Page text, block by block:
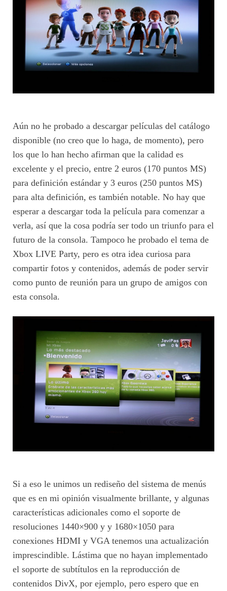
Aún no he probado a descargar películas del catálogo
disponible (no creo que lo haga, de momento), pero
los que lo han hecho afirman que la calidad es
excelente y el precio, entre 2 euros (170 puntos MS)
para definición estándar y 3 euros (250 puntos MS)
para alta definición, es también notable. No hay que
esperar a descargar toda la película para comenzar a
verla, así que la cosa podría ser todo un triunfo para el
futuro de la consola. Tampoco he probado el tema de
Xbox LIVE Party, pero es otra idea curiosa para
compartir fotos y contenidos, además de poder servir
como punto de reunión para un grupo de amigos con
esta consola.
Si a eso le unimos un rediseño del sistema de menús
que es en mi opinión visualmente brillante, y algunas
características adicionales como el soporte de
resoluciones 1440×900 y y 1680×1050 para
conexiones HDMI y VGA tenemos una actualización
imprescindible. Lástima que no hayan implementado
el soporte de subtítulos en la reproducción de
contenidos DivX, por ejemplo, pero espero que en